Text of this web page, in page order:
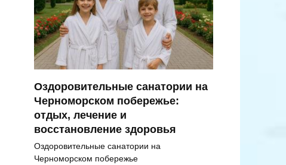
Оздоровительные санатории на
Черноморском побережье:
отдых, лечение и
восстановление здоровья
Оздоровительные санатории на
Черноморском побережье